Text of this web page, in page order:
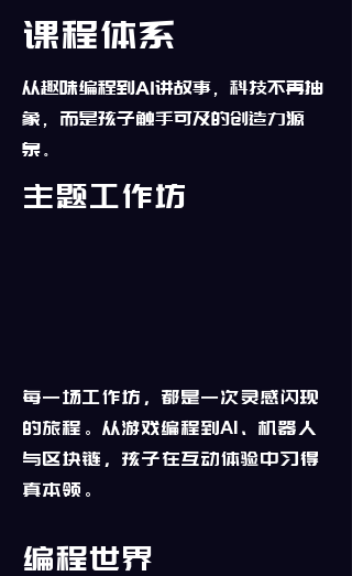
课程体系
从趣味编程到AI讲故事，科技不再抽
象，而是孩子触手可及的创造力源
泉。
主题工作坊
每一场工作坊，都是一次灵感闪现
的旅程。从游戏编程到AI、机器人
与区块链，孩子在互动体验中习得
真本领。
编程世界